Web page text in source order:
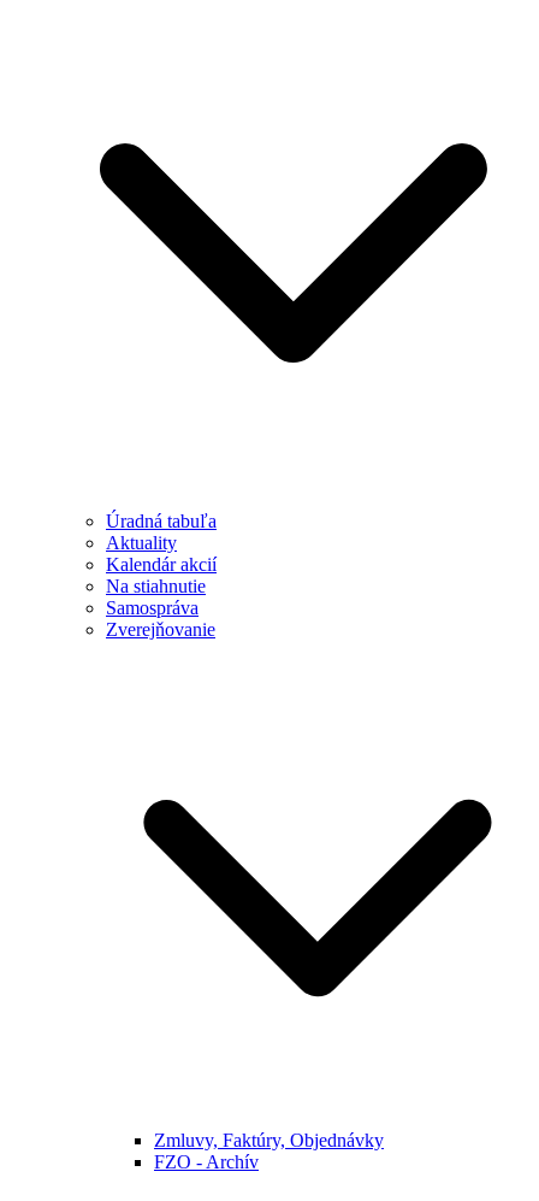
Úradná tabuľa
Aktuality
Kalendár akcií
Na stiahnutie
Samospráva
Zverejňovanie
Zmluvy, Faktúry, Objednávky
FZO - Archív